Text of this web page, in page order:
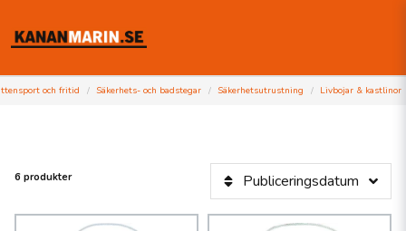
och fritid Säkerhets- och badstegar Säkerhetsutrustning Livbojar & kastlinor
6 produkter Publiceringsdatum